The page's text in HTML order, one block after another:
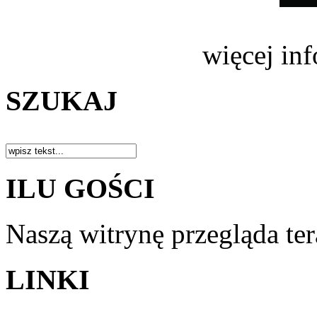
więcej
SZUKAJ
ILU GOŚCI
Naszą witrynę przegląda
LINKI